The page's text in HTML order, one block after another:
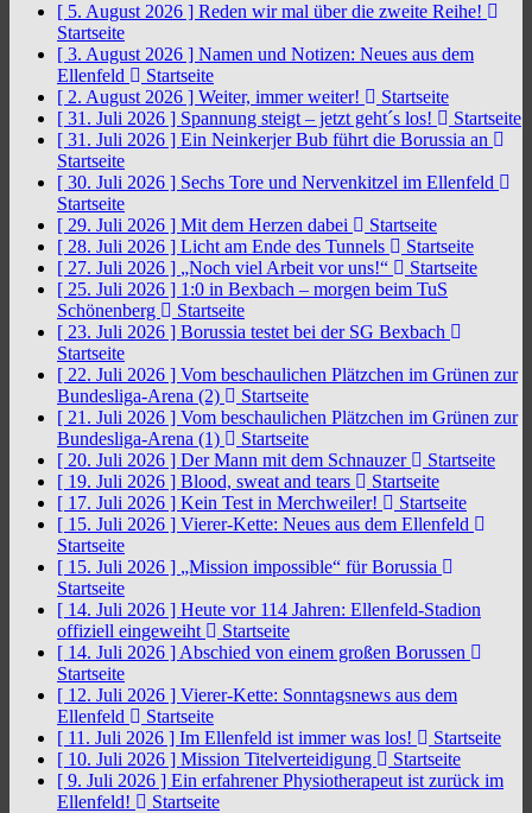
[ 5. August 2026 ] Reden wir mal über die zweite Reihe!
Startseite
[ 3. August 2026 ] Namen und Notizen: Neues aus dem
Ellenfeld
Startseite
[ 2. August 2026 ] Weiter, immer weiter!
Startseite
[ 31. Juli 2026 ] Spannung steigt – jetzt geht´s los!
Startseite
[ 31. Juli 2026 ] Ein Neinkerjer Bub führt die Borussia an
Startseite
[ 30. Juli 2026 ] Sechs Tore und Nervenkitzel im Ellenfeld
Startseite
[ 29. Juli 2026 ] Mit dem Herzen dabei
Startseite
[ 28. Juli 2026 ] Licht am Ende des Tunnels
Startseite
[ 27. Juli 2026 ] „Noch viel Arbeit vor uns!“
Startseite
[ 25. Juli 2026 ] 1:0 in Bexbach – morgen beim TuS
Schönenberg
Startseite
[ 23. Juli 2026 ] Borussia testet bei der SG Bexbach
Startseite
[ 22. Juli 2026 ] Vom beschaulichen Plätzchen im Grünen zur
Bundesliga-Arena (2)
Startseite
[ 21. Juli 2026 ] Vom beschaulichen Plätzchen im Grünen zur
Bundesliga-Arena (1)
Startseite
[ 20. Juli 2026 ] Der Mann mit dem Schnauzer
Startseite
[ 19. Juli 2026 ] Blood, sweat and tears
Startseite
[ 17. Juli 2026 ] Kein Test in Merchweiler!
Startseite
[ 15. Juli 2026 ] Vierer-Kette: Neues aus dem Ellenfeld
Startseite
[ 15. Juli 2026 ] „Mission impossible“ für Borussia
Startseite
[ 14. Juli 2026 ] Heute vor 114 Jahren: Ellenfeld-Stadion
offiziell eingeweiht
Startseite
[ 14. Juli 2026 ] Abschied von einem großen Borussen
Startseite
[ 12. Juli 2026 ] Vierer-Kette: Sonntagsnews aus dem
Ellenfeld
Startseite
[ 11. Juli 2026 ] Im Ellenfeld ist immer was los!
Startseite
[ 10. Juli 2026 ] Mission Titelverteidigung
Startseite
[ 9. Juli 2026 ] Ein erfahrener Physiotherapeut ist zurück im
Ellenfeld!
Startseite